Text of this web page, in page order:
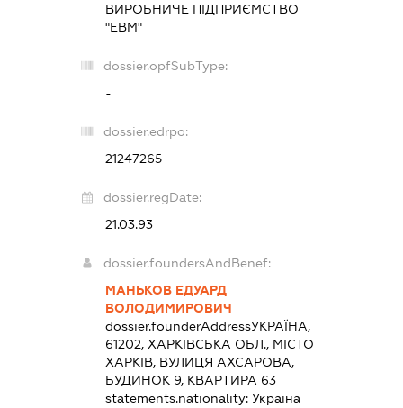
ВИРОБНИЧЕ ПІДПРИЄМСТВО
"ЕВМ"
dossier.opfSubType:
-
dossier.edrpo:
21247265
dossier.regDate:
21.03.93
dossier.foundersAndBenef:
МАНЬКОВ ЕДУАРД
ВОЛОДИМИРОВИЧ
dossier.founderAddressУКРАЇНА,
61202, ХАРКІВСЬКА ОБЛ., МІСТО
ХАРКІВ, ВУЛИЦЯ АХСАРОВА,
БУДИНОК 9, КВАРТИРА 63
statements.nationality:Україна